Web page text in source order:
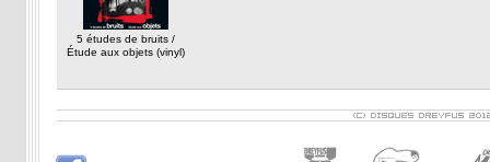
5 études de bruits /
Étude aux objets (vinyl)